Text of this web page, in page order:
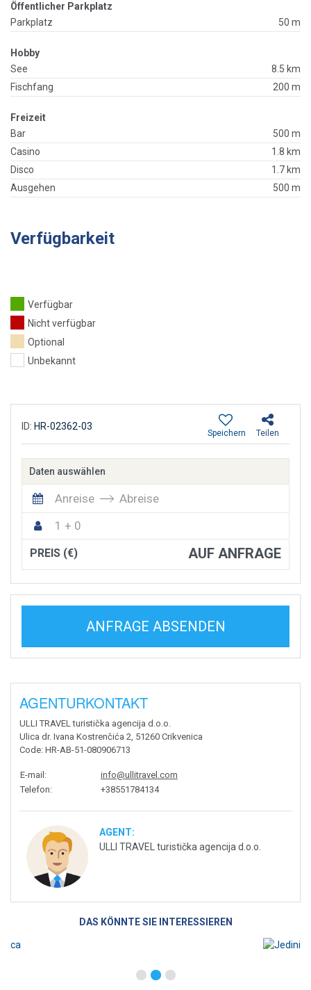
Öffentlicher Parkplatz
Parkplatz
50 m
Hobby
See
8.5 km
Fischfang
200 m
Freizeit
Bar
500 m
Casino
1.8 km
Disco
1.7 km
Ausgehen
500 m
Verfügbarkeit
Verfügbar
Nicht verfügbar
Optional
Unbekannt
ID: HR-02362-03
Teilen
Speichern
Daten auswählen
Anreise
Abreise
1 + 0
PREIS (€) AUF ANFRAGE
ANFRAGE ABSENDEN
AGENTURKONTAKT
ULLI TRAVEL turistička agencija d.o.o.
Ulica dr. Ivana Kostrenčića 2, 51260 Crikvenica
Code: HR-AB-51-080906713
E-mail :
info@ullitravel.com
Telefon: +38551784134
AGENT:
ULLI TRAVEL turistička agencija d.o.o.
DAS KÖNNTE SIE INTERESSIEREN